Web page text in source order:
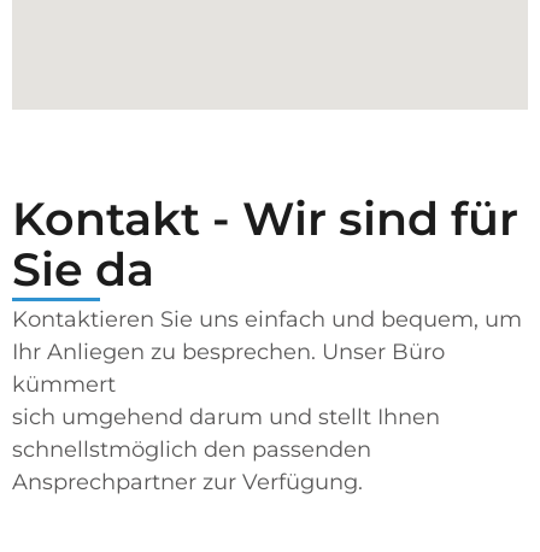
Kontakt - Wir sind für
Sie da
Kontaktieren Sie uns einfach und bequem, um
Ihr Anliegen zu besprechen. Unser Büro
kümmert
sich umgehend darum und stellt Ihnen
schnellstmöglich den passenden
Ansprechpartner zur Verfügung.